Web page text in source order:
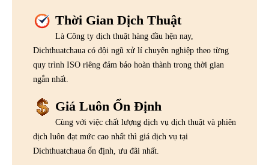
Thời Gian Dịch Thuật
Là Công ty dịch thuật hàng đầu hện nay,
Dichthuatchaua có đội ngũ xử lí chuyên nghiệp theo từng
quy trình ISO riêng đảm bảo hoàn thành trong thời gian
ngắn nhất.
Giá Luôn Ổn Định
Cùng với việc chất lượng dịch vụ dịch thuật và phiên
dịch luôn đạt mức cao nhất thì giá dịch vụ tại
Dichthuatchaua ổn định, ưu đãi nhất.